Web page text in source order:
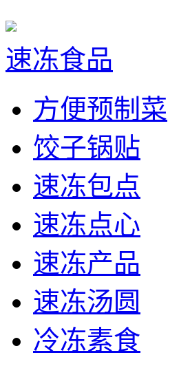
速冻食品
方便预制菜
饺子锅贴
速冻包点
速冻点心
速冻产品
速冻汤圆
冷冻素食